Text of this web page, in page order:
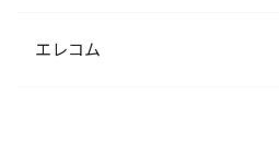
エレコム